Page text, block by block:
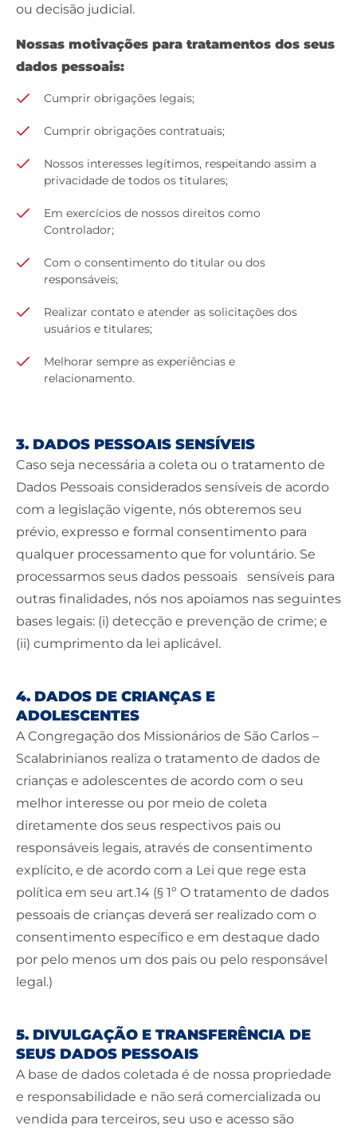
ou decisão judicial.
Nossas motivações para tratamentos dos seus
dados pessoais:
Cumprir obrigações legais;
Cumprir obrigações contratuais;
Nossos interesses legítimos, respeitando assim a
privacidade de todos os titulares;
Em exercícios de nossos direitos como
Controlador;
Com o consentimento do titular ou dos
responsáveis;
Realizar contato e atender as solicitações dos
usuários e titulares;
Melhorar sempre as experiências e
relacionamento.
3. DADOS PESSOAIS SENSÍVEIS
Caso seja necessária a coleta ou o tratamento de
Dados Pessoais considerados sensíveis de acordo
com a legislação vigente, nós obteremos seu
prévio, expresso e formal consentimento para
qualquer processamento que for voluntário. Se
processarmos seus dados pessoais sensíveis para
outras finalidades, nós nos apoiamos nas seguintes
bases legais: (i) detecção e prevenção de crime; e
(ii) cumprimento da lei aplicável.
4. DADOS DE CRIANÇAS E
ADOLESCENTES
A Congregação dos Missionários de São Carlos –
Scalabrinianos realiza o tratamento de dados de
crianças e adolescentes de acordo com o seu
melhor interesse ou por meio de coleta
diretamente dos seus respectivos pais ou
responsáveis legais, através de consentimento
explícito, e de acordo com a Lei que rege esta
política em seu art.14 (§ 1º O tratamento de dados
pessoais de crianças deverá ser realizado com o
consentimento específico e em destaque dado
por pelo menos um dos pais ou pelo responsável
legal.)
5. DIVULGAÇÃO E TRANSFERÊNCIA DE
SEUS DADOS PESSOAIS
A base de dados coletada é de nossa propriedade
e responsabilidade e não será comercializada ou
vendida para terceiros, seu uso e acesso são